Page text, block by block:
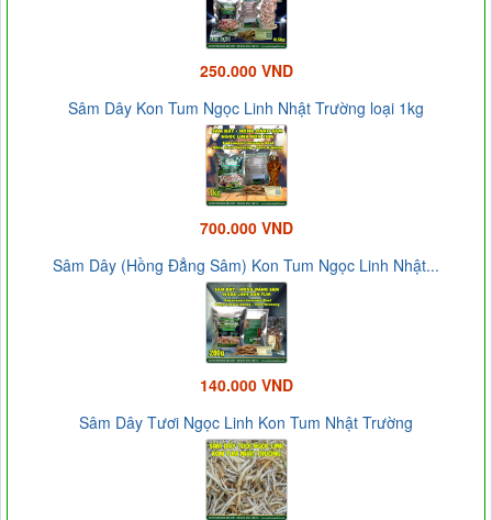
250.000 VND
Sâm Dây Kon Tum Ngọc Linh Nhật Trường loại 1kg
700.000 VND
Sâm Dây (Hồng Đẳng Sâm) Kon Tum Ngọc Linh Nhật...
140.000 VND
Sâm Dây Tươi Ngọc Linh Kon Tum Nhật Trường